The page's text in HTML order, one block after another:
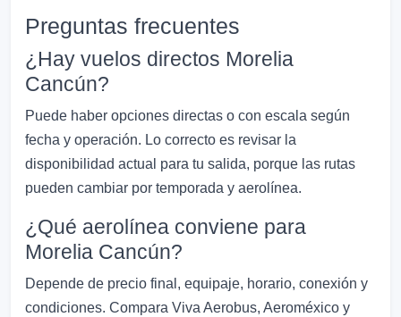
Preguntas frecuentes
¿Hay vuelos directos Morelia
Cancún?
Puede haber opciones directas o con escala según
fecha y operación. Lo correcto es revisar la
disponibilidad actual para tu salida, porque las rutas
pueden cambiar por temporada y aerolínea.
¿Qué aerolínea conviene para
Morelia Cancún?
Depende de precio final, equipaje, horario, conexión y
condiciones. Compara Viva Aerobus, Aeroméxico y